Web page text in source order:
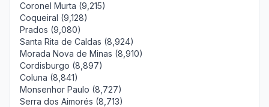
Coronel Murta (9,215)
Coqueiral (9,128)
Prados (9,080)
Santa Rita de Caldas (8,924)
Morada Nova de Minas (8,910)
Cordisburgo (8,897)
Coluna (8,841)
Monsenhor Paulo (8,727)
Serra dos Aimorés (8,713)